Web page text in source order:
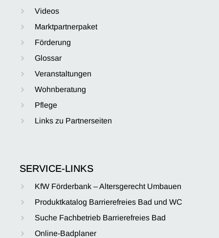
Videos
Marktpartnerpaket
Förderung
Glossar
Veranstaltungen
Wohnberatung
Pflege
Links zu Partnerseiten
SERVICE-LINKS
KfW Förderbank – Altersgerecht Umbauen
Produktkatalog Barrierefreies Bad und WC
Suche Fachbetrieb Barrierefreies Bad
Online-Badplaner